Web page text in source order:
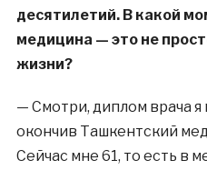
десятилетий. В какой
медицина — это не
жизни?
— Смотри, диплом врача я
окончив Ташкентский
Сейчас мне 61, то есть в